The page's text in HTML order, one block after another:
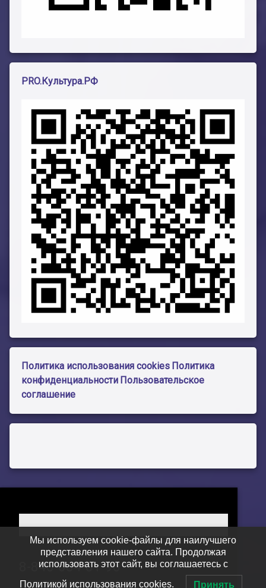
PRO.Культура.РФ
Политика использования cookies Политика
конфиденциальности Пользовательское
соглашение
Тел:
8-846-604-01-96
Мы используем cookie-файлы для наилучшего
представления нашего сайта. Продолжая
использовать этот сайт, вы соглашаетесь с
Политикой использования cookies. Принять